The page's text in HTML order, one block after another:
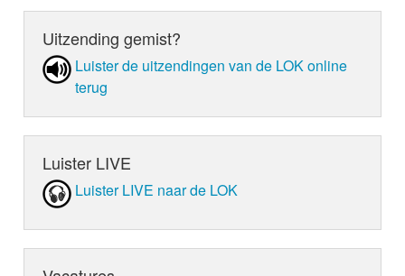
Uitzending gemist?
Luister de uit­zen­din­gen van de LOK online
terug
Luister LIVE
Luister LIVE naar de LOK